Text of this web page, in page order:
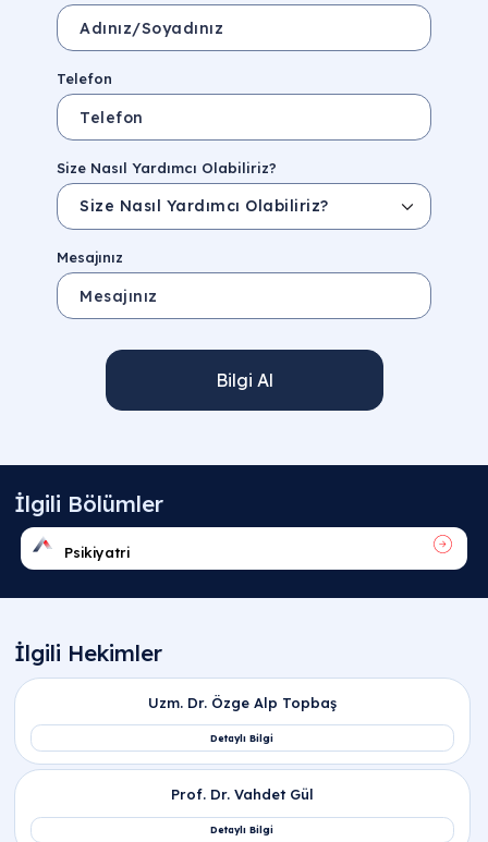
Telefon
Size Nasıl Yardımcı Olabiliriz?
Mesajınız
Bilgi Al